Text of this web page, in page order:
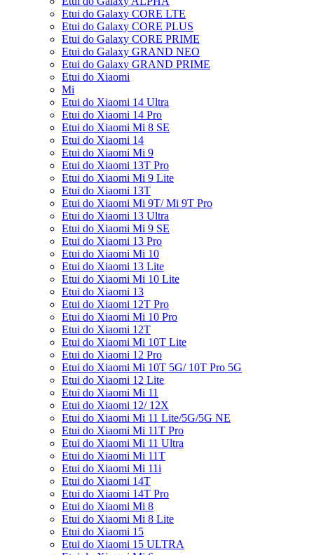
Etui do Galaxy CORE LTE
Etui do Galaxy CORE PLUS
Etui do Galaxy CORE PRIME
Etui do Galaxy GRAND NEO
Etui do Galaxy GRAND PRIME
Etui do Xiaomi
Mi
Etui do Xiaomi 14 Ultra
Etui do Xiaomi 14 Pro
Etui do Xiaomi Mi 8 SE
Etui do Xiaomi 14
Etui do Xiaomi Mi 9
Etui do Xiaomi 13T Pro
Etui do Xiaomi Mi 9 Lite
Etui do Xiaomi 13T
Etui do Xiaomi Mi 9T/ Mi 9T Pro
Etui do Xiaomi 13 Ultra
Etui do Xiaomi Mi 9 SE
Etui do Xiaomi 13 Pro
Etui do Xiaomi Mi 10
Etui do Xiaomi 13 Lite
Etui do Xiaomi Mi 10 Lite
Etui do Xiaomi 13
Etui do Xiaomi 12T Pro
Etui do Xiaomi Mi 10 Pro
Etui do Xiaomi 12T
Etui do Xiaomi Mi 10T Lite
Etui do Xiaomi 12 Pro
Etui do Xiaomi Mi 10T 5G/ 10T Pro 5G
Etui do Xiaomi 12 Lite
Etui do Xiaomi Mi 11
Etui do Xiaomi 12/ 12X
Etui do Xiaomi Mi 11 Lite/5G/5G NE
Etui do Xiaomi Mi 11T Pro
Etui do Xiaomi Mi 11 Ultra
Etui do Xiaomi Mi 11T
Etui do Xiaomi Mi 11i
Etui do Xiaomi 14T
Etui do Xiaomi 14T Pro
Etui do Xiaomi Mi 8
Etui do Xiaomi Mi 8 Lite
Etui do Xiaomi 15
Etui do Xiaomi 15 ULTRA